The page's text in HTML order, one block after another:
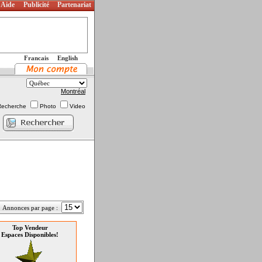
Aide Publicité Partenariat
Francais English
Montréal
Photo Video
Annonces par page :
Top Vendeur
Espaces Disponibles!